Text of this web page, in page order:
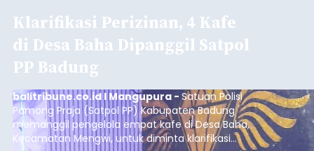
Klarifikasi Perizinan, 4 Kafe
di Desa Baha Dipanggil Satpol
PP Badung
balitribune.co.id I Mangupura - Satuan Polisi
Pamong Praja (Satpol PP) Kabupaten Badung
memanggil pengelola empat kafe di Desa Baha,
Kecamatan Mengwi, untuk diminta klarifikasi